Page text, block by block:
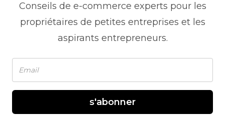
Conseils de e-commerce experts pour les
propriétaires de petites entreprises et les
aspirants entrepreneurs.
s'abonner